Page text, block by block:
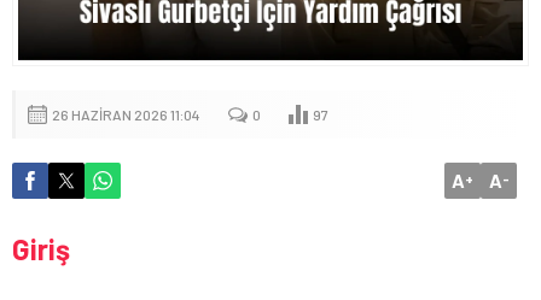
26 HAZIRAN 2026 11:04 0 97
A+ A-
Giriş